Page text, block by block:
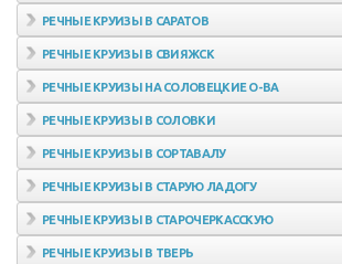
РЕЧНЫЕ КРУИЗЫ В САРАТОВ
РЕЧНЫЕ КРУИЗЫ В СВИЯЖСК
РЕЧНЫЕ КРУИЗЫ НА СОЛОВЕЦКИЕ О-ВА
РЕЧНЫЕ КРУИЗЫ В СОЛОВКИ
РЕЧНЫЕ КРУИЗЫ В СОРТАВАЛУ
РЕЧНЫЕ КРУИЗЫ В СТАРУЮ ЛАДОГУ
РЕЧНЫЕ КРУИЗЫ В СТАРОЧЕРКАССКУЮ
РЕЧНЫЕ КРУИЗЫ В ТВЕРЬ